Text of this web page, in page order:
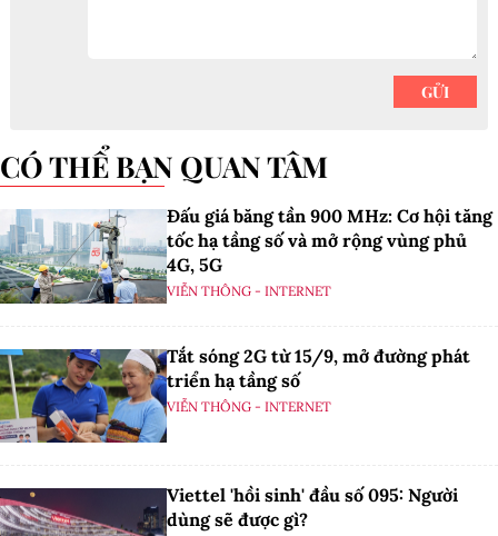
CÓ THỂ BẠN QUAN TÂM
Đấu giá băng tần 900 MHz: Cơ hội tăng
tốc hạ tầng số và mở rộng vùng phủ
4G, 5G
VIỄN THÔNG - INTERNET
Tắt sóng 2G từ 15/9, mở đường phát
triển hạ tầng số
VIỄN THÔNG - INTERNET
Viettel 'hồi sinh' đầu số 095: Người
dùng sẽ được gì?